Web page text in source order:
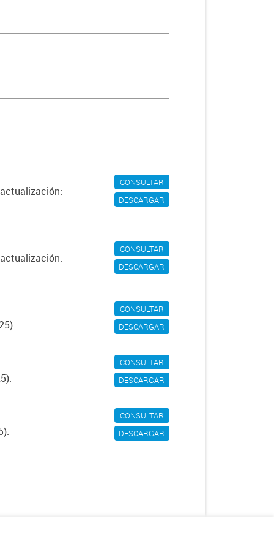
CONSULTAR
DESCARGAR
CONSULTAR
DESCARGAR
CONSULTAR
DESCARGAR
CONSULTAR
DESCARGAR
CONSULTAR
DESCARGAR